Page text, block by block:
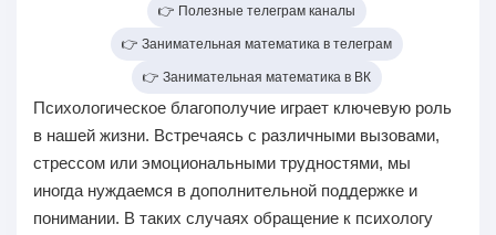
👉 Полезные телеграм каналы
👉 Занимательная математика в телеграм
👉 Занимательная математика в ВК
Психологическое благополучие играет ключевую роль
в нашей жизни. Встречаясь с различными вызовами,
стрессом или эмоциональными трудностями, мы
иногда нуждаемся в дополнительной поддержке и
понимании. В таких случаях обращение к психологу